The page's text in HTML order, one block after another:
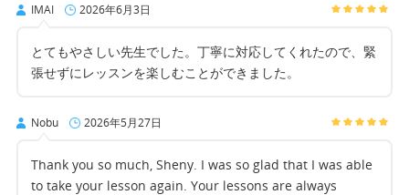
IMAI 2026年6月3日
とてもやさしい先生でした。丁寧に対応してくれたので、緊
張せずにレッスンを楽しむことができました。
Nobu 2026年5月27日
Thank you so much, Sheny. I was so glad that I was able
to take your lesson again. Your lessons are always